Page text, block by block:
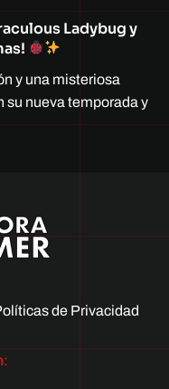
Ladybug y
y una misteriosa
su nueva temporada y
de Privacidad